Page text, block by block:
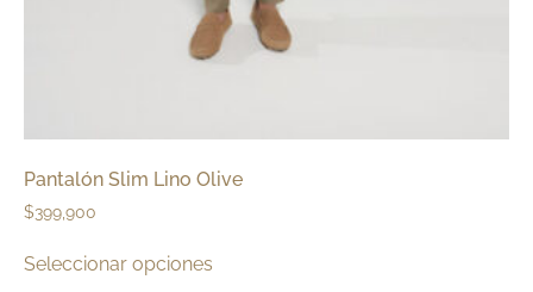
Pantalón Slim Lino Olive
$399,900
Seleccionar opciones